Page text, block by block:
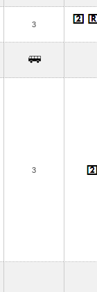
3
3